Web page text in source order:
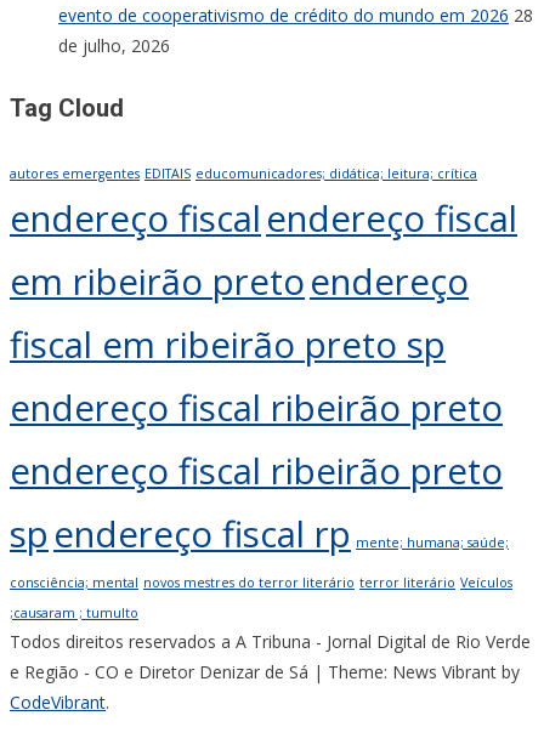
evento de cooperativismo de crédito do mundo em 2026 28
de julho, 2026
Tag Cloud
autores emergentes EDITAIS educomunicadores; didática; leitura; crítica
endereço fiscal endereço fiscal
em ribeirão pretoendereço
fiscal em ribeirão preto sp
endereço fiscal ribeirão preto
endereço fiscal ribeirão preto
sp endereço fiscal rp mente; humana; saúde;
consciência; mental novos mestres do terror literário terror literário Veículos
;causaram ; tumulto
Todos direitos reservados a A Tribuna - Jornal Digital de Rio Verde
e Região - CO e Diretor Denizar de Sá | Theme: News Vibrant by
CodeVibrant.